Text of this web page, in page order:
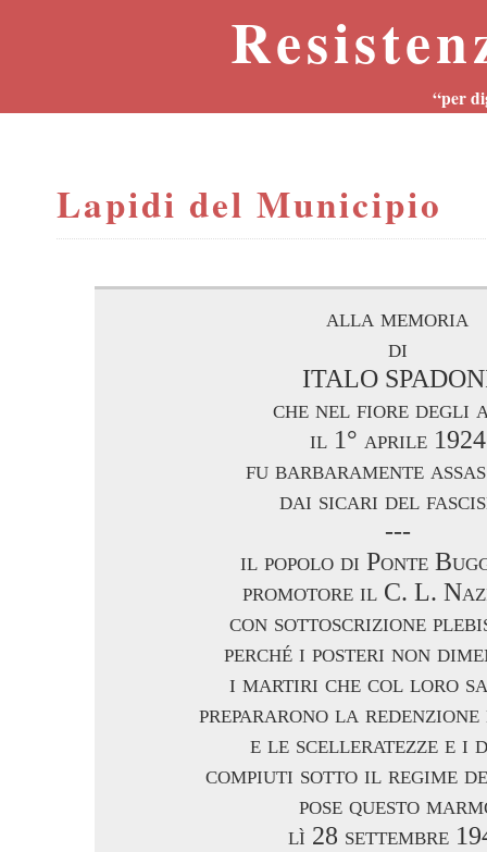
“per
Lapidi del Municipio
alla memoria
di
ITALO
che nel fiore degli
il 1° aprile 1924
fu barbaramente
dai sicari del
---
il popolo di Ponte
promotore il C. L.
con sottoscrizione
perché i posteri non
i martiri che col loro
prepararono la
e le scelleratezze e i
compiuti sotto il regime
pose questo
lì 28 settembre